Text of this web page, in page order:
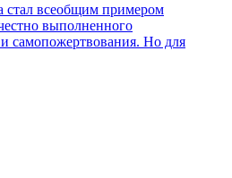
стал всеобщим примером
выполненного
самопожертвования. Но для